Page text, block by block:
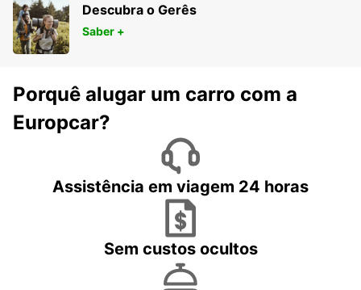
Descubra o Gerês
Saber +
Porquê alugar um carro com a
Europcar?
Assistência em viagem 24 horas
Sem custos ocultos